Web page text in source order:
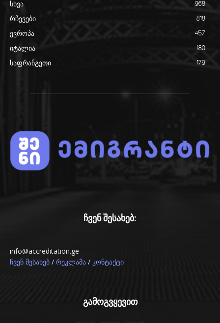
სხვა 968
რჩევები 818
ევროპა 457
იტალია 180
საფრანგეთი 179
ჩვენ შესახებ:
info@accreditation.ge
ჩვენ შესახებ / რეკლამა / კონტაქტი
გამოგვყევით